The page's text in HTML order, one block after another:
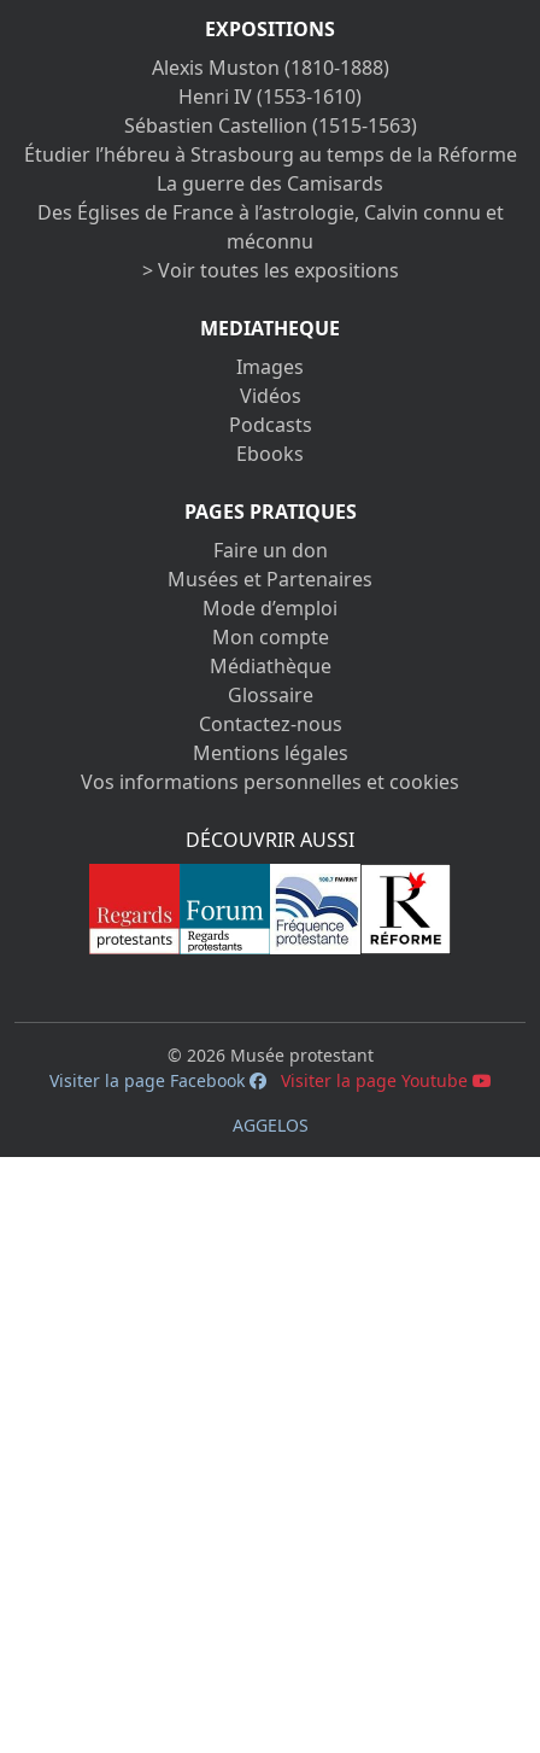
EXPOSITIONS
Alexis Muston (1810-1888)
Henri IV (1553-1610)
Sébastien Castellion (1515-1563)
Étudier l’hébreu à Strasbourg au temps de la Réforme
La guerre des Camisards
Des Églises de France à l’astrologie, Calvin connu et
méconnu
> Voir toutes les expositions
MEDIATHEQUE
Images
Vidéos
Podcasts
Ebooks
PAGES PRATIQUES
Faire un don
Musées et Partenaires
Mode d’emploi
Mon compte
Médiathèque
Glossaire
Contactez-nous
Mentions légales
Vos informations personnelles et cookies
DÉCOUVRIR AUSSI
© 2026 Musée protestant
Visiter la page Facebook
Visiter la page Youtube
AGGELOS